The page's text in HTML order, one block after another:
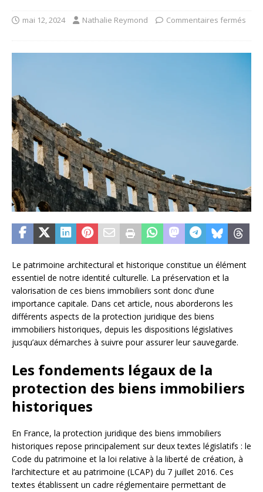
mai 12, 2024 Nathalie Reymond Commentaires fermés
Le patrimoine architectural et historique constitue un élément
essentiel de notre identité culturelle. La préservation et la
valorisation de ces biens immobiliers sont donc d’une
importance capitale. Dans cet article, nous aborderons les
différents aspects de la protection juridique des biens
immobiliers historiques, depuis les dispositions législatives
jusqu’aux démarches à suivre pour assurer leur sauvegarde.
Les fondements légaux de la
protection des biens immobiliers
historiques
En France, la protection juridique des biens immobiliers
historiques repose principalement sur deux textes législatifs : le
Code du patrimoine et la loi relative à la liberté de création, à
l’architecture et au patrimoine (LCAP) du 7 juillet 2016. Ces
textes établissent un cadre réglementaire permettant de